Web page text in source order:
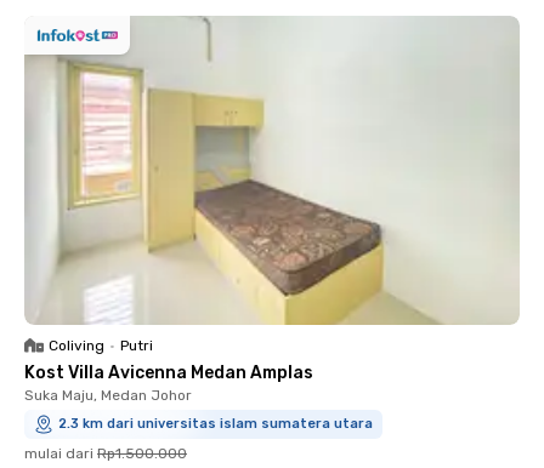
Coliving • Putri
Kost Villa Avicenna Medan Amplas
Suka Maju, Medan Johor
2.3 km dari universitas islam sumatera utara
mulai dari Rp1.500.000